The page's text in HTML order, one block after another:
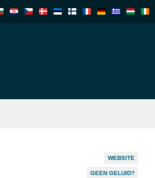
WEBSITE
GEEN GELUID?